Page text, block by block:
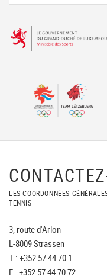
LES COORDONNÉES
TENNIS
3, route d'Arlon
L-8009 Strassen
T : +352 57 44 70 1
F : +352 57 44 70 72